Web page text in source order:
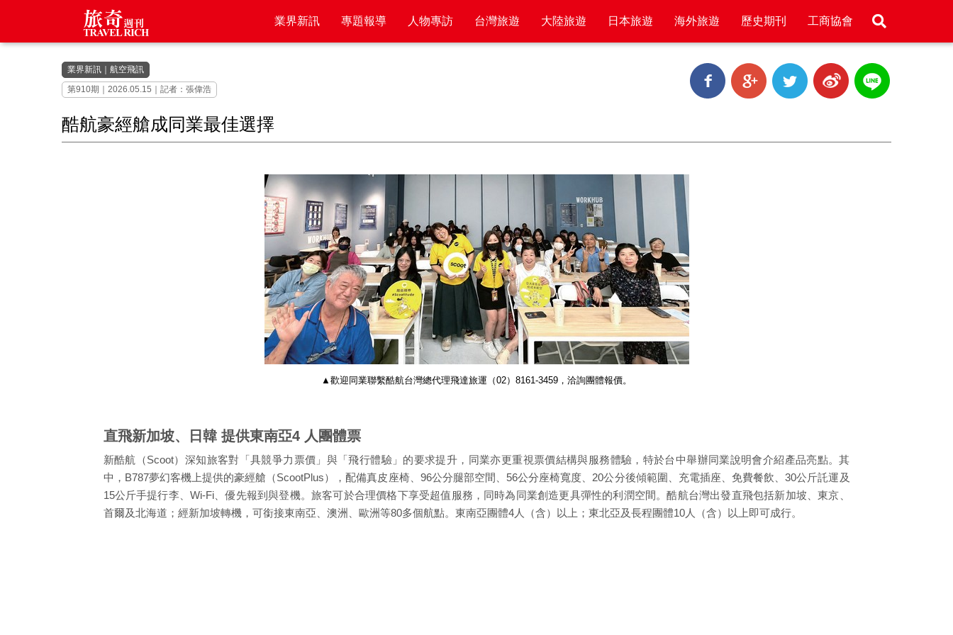
業界新訊 專題報導 人物專訪 台灣旅遊 大陸旅遊 日本旅遊 海外旅遊 歷史期刊 工商協會
業界新訊
航空飛訊
第910期｜2026.05.15｜記者：張偉浩
酷航豪經艙成同業最佳選擇
▲歡迎同業聯繫酷航台灣總代理飛達旅運（02）8161-3459，洽詢團體報價。
直飛新加坡、日韓 提供東南亞4 人團體票
新酷航（Scoot）深知旅客對「具競爭力票價」與「飛行體驗」的要求提升，同業亦更重視票價結構與服務體驗，特於台中舉辦同業說明會介紹產品亮點。其
中，B787夢幻客機上提供的豪經艙（ScootPlus），配備真皮座椅、96公分腿部空間、56公分座椅寬度、20公分後傾範圍、充電插座、免費餐飲、30公斤託運及
15公斤手提行李、Wi-Fi、優先報到與登機。旅客可於合理價格下享受超值服務，同時為同業創造更具彈性的利潤空間。酷航台灣出發直飛包括新加坡、東京、
首爾及北海道；經新加坡轉機，可銜接東南亞、澳洲、歐洲等80多個航點。東南亞團體4人（含）以上；東北亞及長程團體10人（含）以上即可成行。